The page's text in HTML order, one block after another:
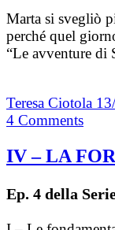
Marta si svegliò
perché quel
“Le avventure di
Teresa Ciotola
4 Comments
IV – LA
Ep. 4 della